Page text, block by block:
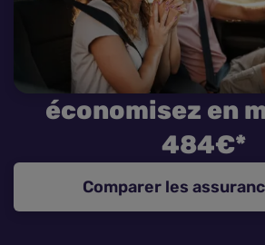
Assurance Moto
Assurance Habitation
Assurance de prêt
Prévoyance
Assurance Animaux
économisez en
484€*
Comparer les